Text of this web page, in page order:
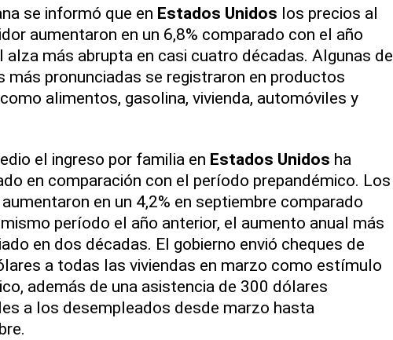
se informó que en Estados Unidos los precios al
aumentaron en un 6,8% comparado con el año
alza más abrupta en casi cuatro décadas. Algunas de
más pronunciadas se registraron en productos
alimentos, gasolina, vivienda, automóviles y
el ingreso por familia en Estados Unidos ha
en comparación con el período prepandémico. Los
en un 4,2% en septiembre comparado
período el año anterior, el aumento anual más
en dos décadas. El gobierno envió cheques de
a todas las viviendas en marzo como estímulo
además de una asistencia de 300 dólares
a los desempleados desde marzo hasta